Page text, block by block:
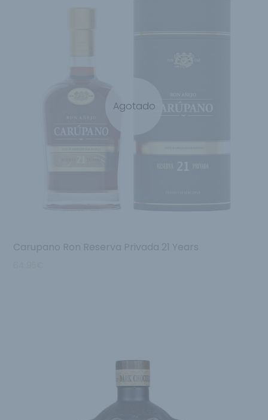
Agotado
Carupano Ron Reserva Privada 21 Years